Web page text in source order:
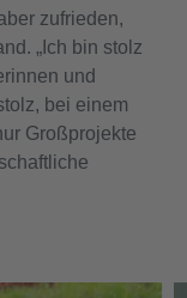
zufrieden,
„Ich bin stolz
und
bei einem
Großprojekte